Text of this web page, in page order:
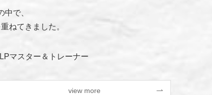
で、
ねてきました。
マスター＆トレーナー
view more